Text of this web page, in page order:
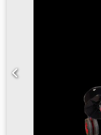
funcionamiento. El
como vehículo especial
inmediato en proyectos
Detalles de Identificación
Tipo: VTY3R (Variante
Número de identificación
YV2XTY0K3HA810658
S51B181111KA7R6 Color:
del certificado de
y la Transmisión Código
Cilindrada: 12.777 cm³
(aproximadamente 470
emisiones: Euro VI